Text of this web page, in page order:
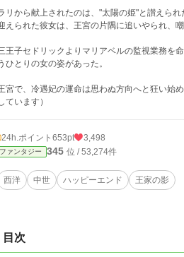
リから献上されたのは、"太陽の姫"と讃えら
えられた彼女は、王宮の片隅に追いやられ、
王子セドリックよりマリアベルの監視業務を
とりの女の姿があった。
宮で、冷遇妃の運命は思わぬ方向へと狂い始
ています）
24h.ポイント 653pt 3,498
ファンタジー 345 位 / 53,274件
西洋 中世 ハッピーエンド 王家の影
目次